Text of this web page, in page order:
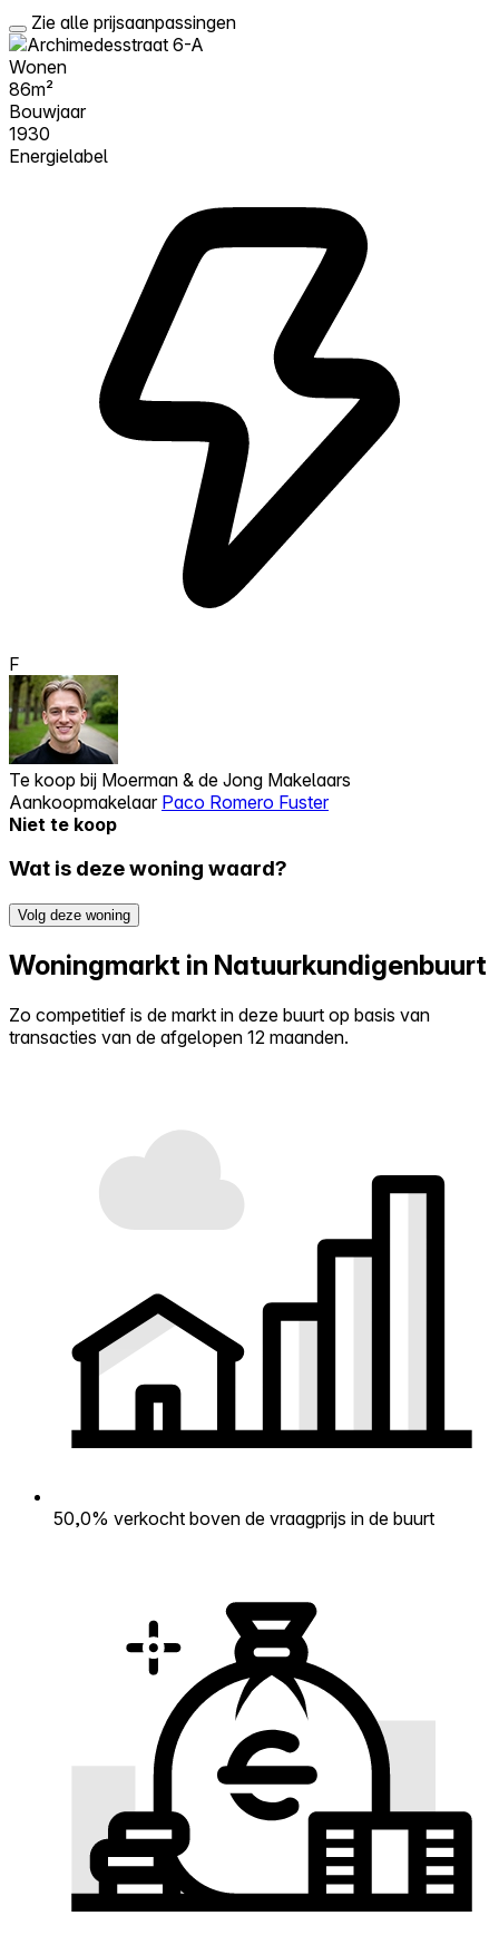
Zie alle prijsaanpassingen
Wonen
86m²
Bouwjaar
1930
Energielabel
F
Te koop bij Moerman & de Jong Makelaars
Aankoopmakelaar Paco Romero Fuster
Niet te koop
Wat is deze woning waard?
Volg deze woning
Woningmarkt in Natuurkundigenbuurt
Zo competitief is de markt in deze buurt op basis van
transacties van de afgelopen 12 maanden.
50,0% verkocht boven de vraagprijs in de buurt